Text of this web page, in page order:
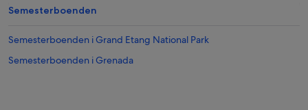
Semesterboenden
Semesterboenden i Grand Etang National Park
Semesterboenden i Grenada